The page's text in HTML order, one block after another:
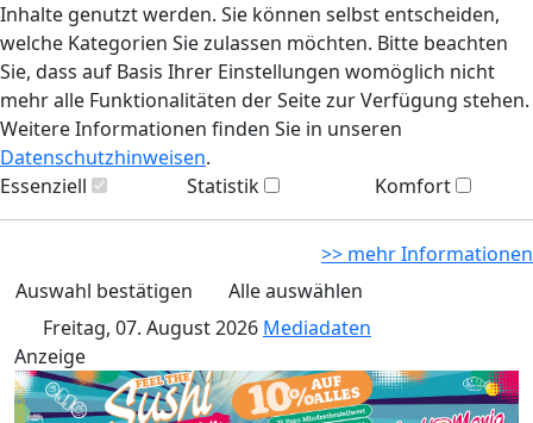
Inhalte genutzt werden. Sie können selbst entscheiden,
welche Kategorien Sie zulassen möchten. Bitte beachten
Sie, dass auf Basis Ihrer Einstellungen womöglich nicht
mehr alle Funktionalitäten der Seite zur Verfügung stehen.
Weitere Informationen finden Sie in unseren
Datenschutzhinweisen.
Essenziell
Statistik Komfort
>> mehr Informationen
Auswahl bestätigen
Alle auswählen
Freitag, 07. August 2026 Mediadaten
Anzeige